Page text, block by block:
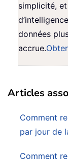
simplicité,
données
accrue.
Articles
Comment
par jour de
Comment